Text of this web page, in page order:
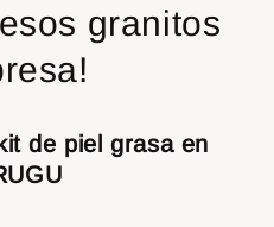
granitos
de piel grasa en